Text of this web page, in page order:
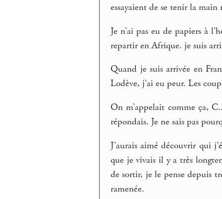
essayaient de se tenir la main
Je n’ai pas eu de papiers à
repartir en Afrique. je suis
Quand je suis arrivée en
Lodève, j’ai eu peur. Les
On m’appelait comme ça,
répondais. Je ne sais pas
J’aurais aimé découvrir qui
que je vivais il y a très
de sortir, je le pense depuis
ramenée.